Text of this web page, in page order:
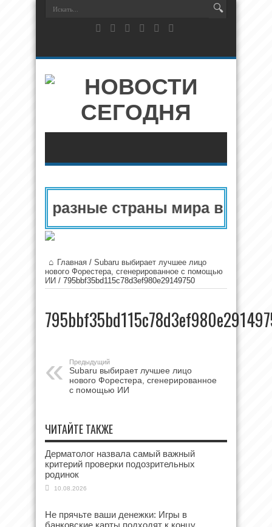
и разные страны мира в 2025
Главная / Subaru выбирает лучшее лицо
нового Форестера, сгенерированное с помощью
ИИ / 795bbf35bd115c78d3ef980e29149750
Предыдущий
Subaru выбирает лучшее лицо
нового Форестера, сгенерированное
с помощью ИИ
ЧИТАЙТЕ ТАКЖЕ
Дерматолог назвала самый важный
критерий проверки подозрительных
родинок
10.08.2026
Не прячьте ваши денежки: Игры в
банковские карты подходят к концу,